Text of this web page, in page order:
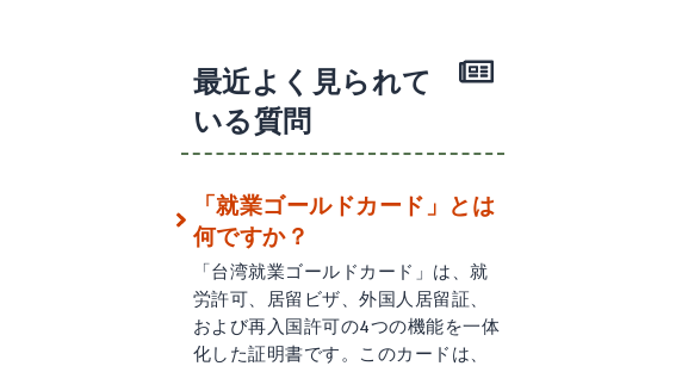
最近よく見られて
いる質問
「就業ゴールドカード」とは
何ですか？
「台湾就業ゴールドカード」は、就
労許可、居留ビザ、外国人居留証、
および再入国許可の4つの機能を一体
化した証明書です。このカードは、